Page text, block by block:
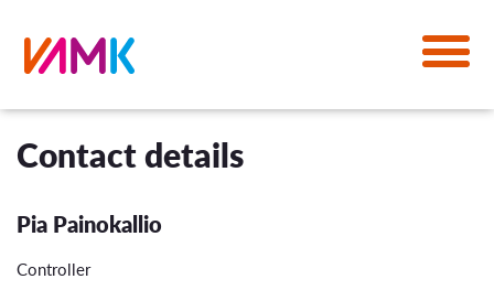
Contact details
Pia Painokallio
Controller